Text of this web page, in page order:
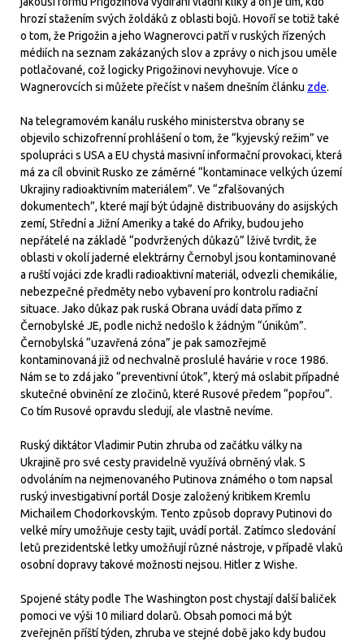
hrozí stažením svých žoldáků z oblasti bojů. Hovoří se totiž také
o tom, že Prigožin a jeho Wagnerovci patří v ruských řízených
médiích na seznam zakázaných slov a zprávy o nich jsou uměle
potlačované, což logicky Prigožinovi nevyhovuje. Více o
Wagnerovcích si můžete přečíst v našem dnešním článku zde.
Na telegramovém kanálu ruského ministerstva obrany se
objevilo schizofrenní prohlášení o tom, že “kyjevský režim” ve
spolupráci s USA a EU chystá masivní informační provokaci, která
má za cíl obvinit Rusko ze záměrné “kontaminace velkých území
Ukrajiny radioaktivním materiálem”. Ve “zfalšovaných
dokumentech”, které mají být údajně distribuovány do asijských
zemí, Střední a Jižní Ameriky a také do Afriky, budou jeho
nepřátelé na základě “podvržených důkazů” lživě tvrdit, že
oblasti v okolí jaderné elektrárny Černobyl jsou kontaminované
a ruští vojáci zde kradli radioaktivní materiál, odvezli chemikálie,
nebezpečné předměty nebo vybavení pro kontrolu radiační
situace. Jako důkaz pak ruská Obrana uvádí data přímo z
Černobylské JE, podle nichž nedošlo k žádným “únikům”.
Černobylská “uzavřená zóna” je pak samozřejmě
kontaminovaná již od nechvalně proslulé havárie v roce 1986.
Nám se to zdá jako “preventivní útok”, který má oslabit případné
skutečné obvinění ze zločinů, které Rusové předem “popřou”.
Co tím Rusové opravdu sledují, ale vlastně nevíme.
Ruský diktátor Vladimir Putin zhruba od začátku války na
Ukrajině pro své cesty pravidelně využívá obrněný vlak. S
odvoláním na nejmenovaného Putinova známého o tom napsal
ruský investigativní portál Dosje založený kritikem Kremlu
Michailem Chodorkovským. Tento způsob dopravy Putinovi do
velké míry umožňuje cesty tajit, uvádí portál. Zatímco sledování
letů prezidentské letky umožňují různé nástroje, v případě vlaků
osobní dopravy takové možnosti nejsou. Hitler z Wishe.
Spojené státy podle The Washington post chystají další baliček
pomoci ve výši 10 miliard dolarů. Obsah pomoci má být
zveřejněn příští týden, zhruba ve stejné době jako kdy budou